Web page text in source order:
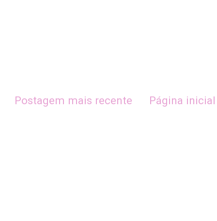
Postagem mais recente Página inicial